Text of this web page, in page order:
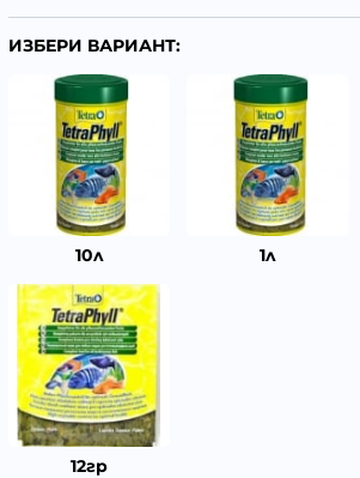
ИЗБЕРИ ВАРИАНТ:
10л 1л
12гр